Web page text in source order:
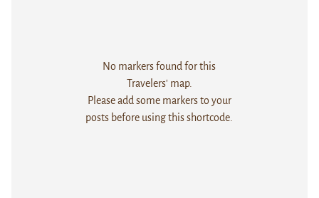
No markers found for this
Travelers' map.
Please add some markers to your
posts before using this shortcode.